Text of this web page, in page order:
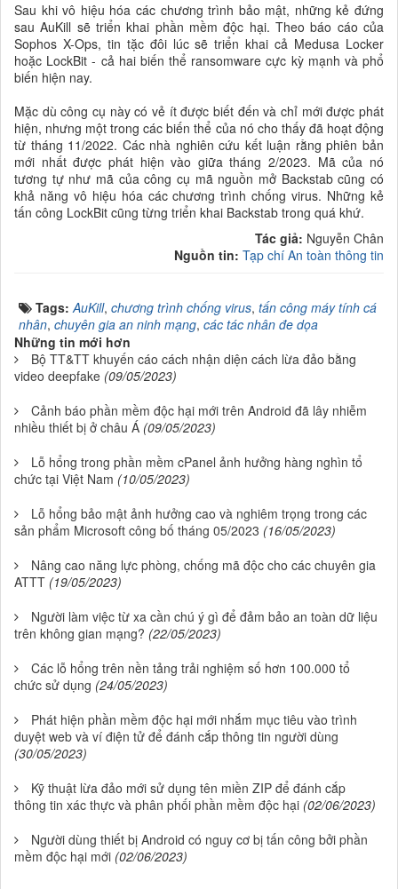
Sau khi vô hiệu hóa các chương trình bảo mật, những kẻ đứng
sau AuKill sẽ triển khai phần mềm độc hại. Theo báo cáo của
Sophos X-Ops, tin tặc đôi lúc sẽ triển khai cả Medusa Locker
hoặc LockBit - cả hai biến thể ransomware cực kỳ mạnh và phổ
biến hiện nay.
Mặc dù công cụ này có vẻ ít được biết đến và chỉ mới được phát
hiện, nhưng một trong các biến thể của nó cho thấy đã hoạt động
từ tháng 11/2022. Các nhà nghiên cứu kết luận rằng phiên bản
mới nhất được phát hiện vào giữa tháng 2/2023. Mã của nó
tương tự như mã của công cụ mã nguồn mở Backstab cũng có
khả năng vô hiệu hóa các chương trình chống virus. Những kẻ
tấn công LockBit cũng từng triển khai Backstab trong quá khứ.
Tác giả: Nguyễn Chân
Nguồn tin: Tạp chí An toàn thông tin
Tags:AuKill, chương trình chống virus, tấn công máy tính cá
nhân, chuyên gia an ninh mạng, các tác nhân đe dọa
Những tin mới hơn
Bộ TT&TT khuyến cáo cách nhận diện cách lừa đảo bằng
video deepfake (09/05/2023)
Cảnh báo phần mềm độc hại mới trên Android đã lây nhiễm
nhiều thiết bị ở châu Á (09/05/2023)
Lỗ hổng trong phần mềm cPanel ảnh hưởng hàng nghìn tổ
chức tại Việt Nam (10/05/2023)
Lỗ hổng bảo mật ảnh hưởng cao và nghiêm trọng trong các
sản phẩm Microsoft công bố tháng 05/2023 (16/05/2023)
Nâng cao năng lực phòng, chống mã độc cho các chuyên gia
ATTT (19/05/2023)
Người làm việc từ xa cần chú ý gì để đảm bảo an toàn dữ liệu
trên không gian mạng? (22/05/2023)
Các lỗ hổng trên nền tảng trải nghiệm số hơn 100.000 tổ
chức sử dụng (24/05/2023)
Phát hiện phần mềm độc hại mới nhắm mục tiêu vào trình
duyệt web và ví điện tử để đánh cắp thông tin người dùng
(30/05/2023)
Kỹ thuật lừa đảo mới sử dụng tên miền ZIP để đánh cắp
thông tin xác thực và phân phối phần mềm độc hại (02/06/2023)
Người dùng thiết bị Android có nguy cơ bị tấn công bởi phần
mềm độc hại mới (02/06/2023)